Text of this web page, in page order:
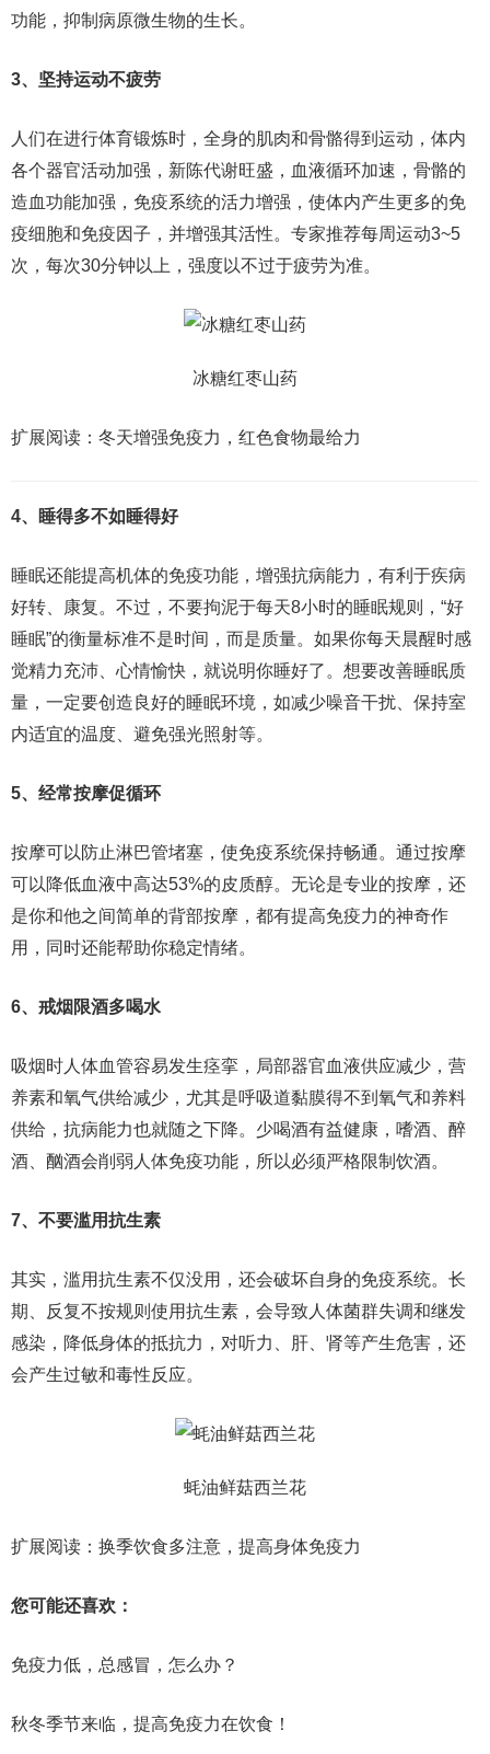
功能，抑制病原微生物的生长。
3、坚持运动不疲劳
人们在进行体育锻炼时，全身的肌肉和骨骼得到运动，体内
各个器官活动加强，新陈代谢旺盛，血液循环加速，骨骼的
造血功能加强，免疫系统的活力增强，使体内产生更多的免
疫细胞和免疫因子，并增强其活性。专家推荐每周运动3~5
次，每次30分钟以上，强度以不过于疲劳为准。
冰糖红枣山药
扩展阅读：冬天增强免疫力，红色食物最给力
4、睡得多不如睡得好
睡眠还能提高机体的免疫功能，增强抗病能力，有利于疾病
好转、康复。不过，不要拘泥于每天8小时的睡眠规则，“好
睡眠”的衡量标准不是时间，而是质量。如果你每天晨醒时感
觉精力充沛、心情愉快，就说明你睡好了。想要改善睡眠质
量，一定要创造良好的睡眠环境，如减少噪音干扰、保持室
内适宜的温度、避免强光照射等。
5、经常按摩促循环
按摩可以防止淋巴管堵塞，使免疫系统保持畅通。通过按摩
可以降低血液中高达53%的皮质醇。无论是专业的按摩，还
是你和他之间简单的背部按摩，都有提高免疫力的神奇作
用，同时还能帮助你稳定情绪。
6、戒烟限酒多喝水
吸烟时人体血管容易发生痉挛，局部器官血液供应减少，营
养素和氧气供给减少，尤其是呼吸道黏膜得不到氧气和养料
供给，抗病能力也就随之下降。少喝酒有益健康，嗜酒、醉
酒、酗酒会削弱人体免疫功能，所以必须严格限制饮酒。
7、不要滥用抗生素
其实，滥用抗生素不仅没用，还会破坏自身的免疫系统。长
期、反复不按规则使用抗生素，会导致人体菌群失调和继发
感染，降低身体的抵抗力，对听力、肝、肾等产生危害，还
会产生过敏和毒性反应。
蚝油鲜菇西兰花
扩展阅读：换季饮食多注意，提高身体免疫力
您可能还喜欢：
免疫力低，总感冒，怎么办？
秋冬季节来临，提高免疫力在饮食！